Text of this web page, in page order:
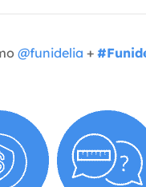
@funidelia +